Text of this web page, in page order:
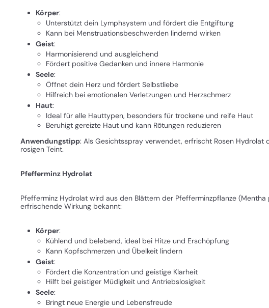
Körper:
Unterstützt dein Lymphsystem und fördert die Entgiftung
Kann bei Menstruationsbeschwerden lindernd wirken
Geist:
Harmonisierend und ausgleichend
Fördert positive Gedanken und innere Harmonie
Seele:
Öffnet dein Herz und fördert Selbstliebe
Hilfreich bei emotionalen Verletzungen und Herzschmerz
Haut:
Ideal für alle Hauttypen, besonders für trockene und reife Haut
Beruhigt gereizte Haut und kann Rötungen reduzieren
Anwendungstipp: Als Gesichtsspray verwendet, erfrischt Rosen Hydrolat
rosigen Teint.
Pfefferminz Hydrolat
Pfefferminz Hydrolat wird aus den Blättern der Pfefferminzpflanze
erfrischende Wirkung bekannt:
Körper:
Kühlend und belebend, ideal bei Hitze und Erschöpfung
Kann Kopfschmerzen und Übelkeit lindern
Geist:
Fördert die Konzentration und geistige Klarheit
Hilft bei geistiger Müdigkeit und Antriebslosigkeit
Seele:
Bringt neue Energie und Lebensfreude